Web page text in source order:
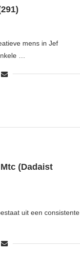
mens in Jef
…
(Dadaist
uit een consistente